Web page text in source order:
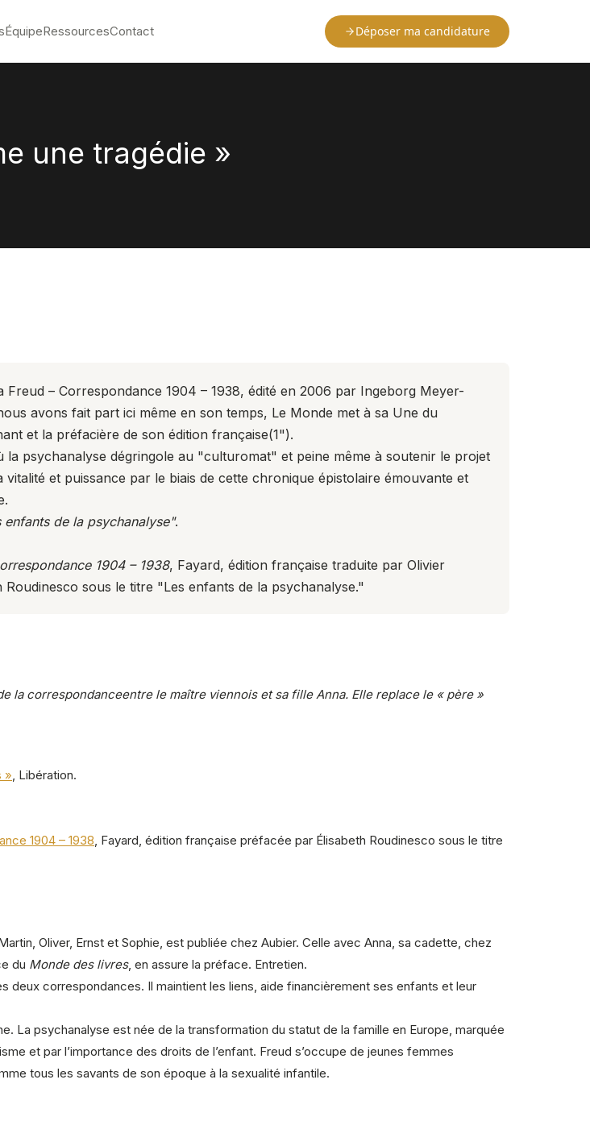
ÉquipeRessourcesContact Déposer ma candidature
une tragédie »
Freud – Correspondance 1904 – 1938, édité en 2006 par Ingeborg Meyer-
avons fait part ici même en son temps, Le Monde met à sa Une du
et la préfacière de son édition française(1").
psychanalyse dégringole au "culturomat" et peine même à soutenir le projet
et puissance par le biais de cette chronique épistolaire émouvante et
enfants de la psychanalyse".
1904 – 1938, Fayard, édition française traduite par Olivier
sous le titre "Les enfants de la psychanalyse."
la correspondanceentre le maître viennois et sa fille Anna. Elle replace le « père »
» , Libération.
1904 – 1938 , Fayard, édition française préfacée par Élisabeth Roudinesco sous le titre
Oliver, Ernst et Sophie, est publiée chez Aubier. Celle avec Anna, sa cadette, chez
du Monde des livres, en assure la préface. Entretien.
deux correspondances. Il maintient les liens, aide financièrement ses enfants et leur
La psychanalyse est née de la transformation du statut de la famille en Europe, marquée
et par l’importance des droits de l’enfant. Freud s’occupe de jeunes femmes
tous les savants de son époque à la sexualité infantile.